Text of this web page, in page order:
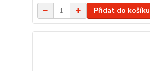
Přidat do košíku